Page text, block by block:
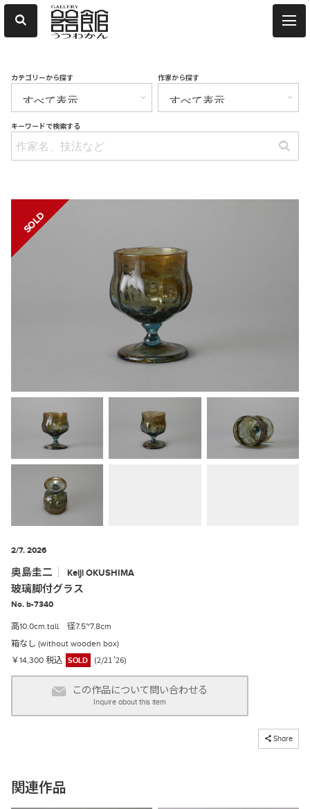
カテゴリーから探す 作家から探す
キーワードで検索する
2/7. 2026
奥島圭二 Keiji OKUSHIMA
玻璃脚付グラス
No. b-7340
高10.0cm.tall 径7.5~7.8cm
箱なし (without wooden box)
￥14,300 税込
SOLD (2/21 '26)
この作品について問い合わせる
Inquire about this item
Share
コピーしました
関連作品